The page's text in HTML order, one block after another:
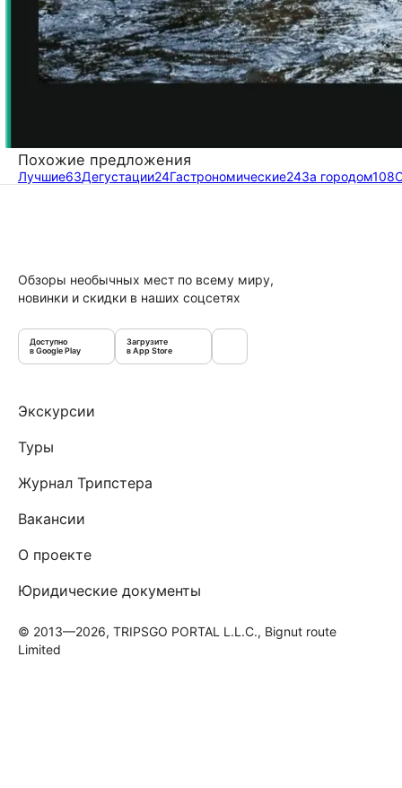
Похожие предложения
Лучшие63Дегустации24Гастрономические24За городом108
Обзоры необычных мест по всему миру,
новинки и скидки в наших соцсетях
Доступно
в Google Play
Загрузите
в App Store
Экскурсии
Туры
Журнал Трипстера
Вакансии
О проекте
Юридические документы
© 2013—2026, TRIPSGO PORTAL L.L.C., Bignut route
Limited